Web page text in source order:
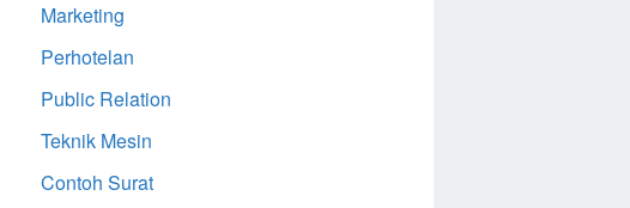
Marketing
Perhotelan
Public Relation
Teknik Mesin
Contoh Surat